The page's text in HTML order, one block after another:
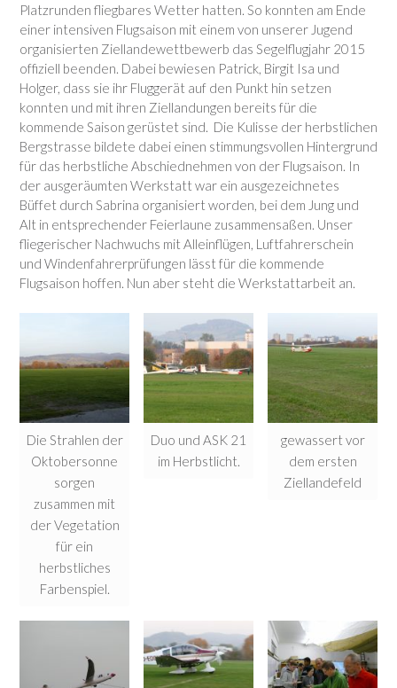
Platzrunden fliegbares Wetter hatten. So konnten am Ende
einer intensiven Flugsaison mit einem von unserer Jugend
organisierten Ziellandewettbewerb das Segelflugjahr 2015
offiziell beenden. Dabei bewiesen Patrick, Birgit Isa und
Holger, dass sie ihr Fluggerät auf den Punkt hin setzen
konnten und mit ihren Ziellandungen bereits für die
kommende Saison gerüstet sind. Die Kulisse der herbstlichen
Bergstrasse bildete dabei einen stimmungsvollen Hintergrund
für das herbstliche Abschiednehmen von der Flugsaison. In
der ausgeräumten Werkstatt war ein ausgezeichnetes
Büffet durch Sabrina organisiert worden, bei dem Jung und
Alt in entsprechender Feierlaune zusammensaßen. Unser
fliegerischer Nachwuchs mit Alleinflügen, Luftfahrerschein
und Windenfahrerprüfungen lässt für die kommende
Flugsaison hoffen. Nun aber steht die Werkstattarbeit an.
Die Strahlen der
Oktobersonne
sorgen
zusammen mit
der Vegetation
für ein
herbstliches
Farbenspiel.
Duo und ASK 21
im Herbstlicht.
gewassert vor
dem ersten
Ziellandefeld